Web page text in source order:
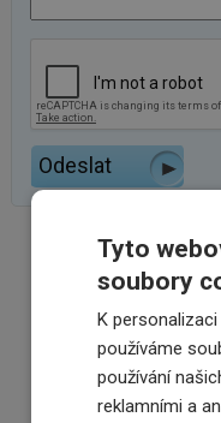
Tyto
soubory
K
používáme
používání
reklamními a